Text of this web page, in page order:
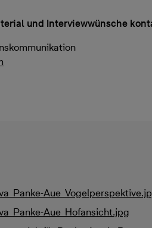
und Interviewwünsche
Aue_Hofansicht.jpg